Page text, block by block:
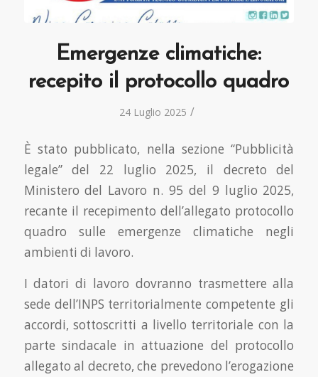
Emergenze climatiche:
recepito il protocollo quadro
24 Luglio 2025 /
È stato pubblicato, nella sezione “Pubblicità
legale” del 22 luglio 2025, il decreto del
Ministero del Lavoro n. 95 del 9 luglio 2025,
recante il recepimento dell’allegato protocollo
quadro sulle emergenze climatiche negli
ambienti di lavoro.
I datori di lavoro dovranno trasmettere alla
sede dell’INPS territorialmente competente gli
accordi, sottoscritti a livello territoriale con la
parte sindacale in attuazione del protocollo
allegato al decreto, che prevedono l’erogazione